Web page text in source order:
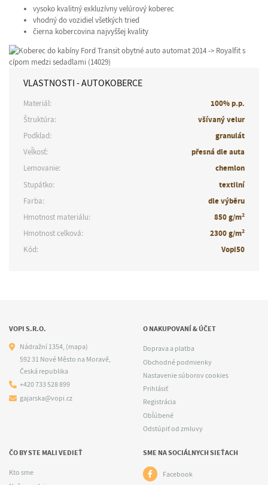
vysoko kvalitný exkluzívny velúrový koberec
vhodný do vozidiel všetkých tried
čierna kobercovina najvyššej kvality
VLASTNOSTI - AUTOKOBERCE
Materiál:
100% p.p.
Štruktúra:
všívaný velur
Podklad:
granulát
Veľkosť:
přesná dle auta
Lemovanie:
chemlon
Stupátko:
textilní
Farba:
dle výběru
Hmotnost materiálu:
850 g/m2
Hmotnost celková: 2300 g/m2
Kód: Vopi50
VOPI S.R.O.
Nádražní 1354,(mapa)
592 31 Nové Město na Moravě,
Česká republika
+420 733 528 899
gajarska@vopi.cz
O NAKUPOVANÍ & ÚČET
Doprava a platba
Obchodné podmienky
Nastavenie súborov cookies
Prihlásiť
Registrácia
Obľúbené
Odstúpiť od zmluvy
ČO BY STE MALI VEDIEŤ
Kto sme
SME NA SOCIÁLNYCH SIEŤACH
Facebook